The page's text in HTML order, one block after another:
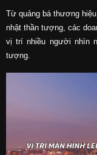
Từ quảng bá thương
nhật thần tượng, các
vị trí nhiều người nhìn
tượng.